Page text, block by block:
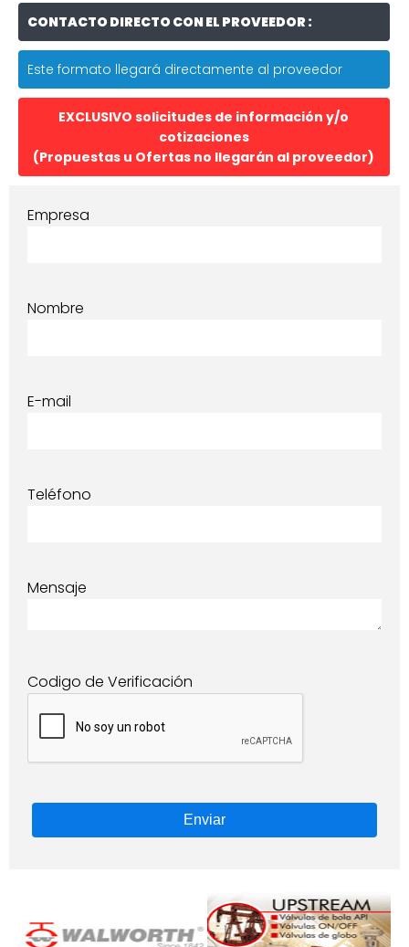
CONTACTO DIRECTO CON EL PROVEEDOR :
Este formato llegará directamente al proveedor
EXCLUSIVO solicitudes de información y/o
cotizaciones
(Propuestas u Ofertas no llegarán al proveedor)
Empresa
Nombre
E-mail
Teléfono
Mensaje
Codigo de Verificación
Enviar